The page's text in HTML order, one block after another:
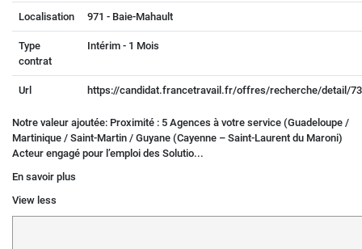
Localisation 971 - Baie-Mahault
Type
contrat
Intérim - 1 Mois
Url https://candidat.francetravail.fr/offres/recherche/detail/
Notre valeur ajoutée: Proximité : 5 Agences à votre service (Guadeloupe /
Martinique / Saint-Martin / Guyane (Cayenne – Saint-Laurent du Maroni)
Acteur engagé pour l’emploi des Solutio...
En savoir plus
View less